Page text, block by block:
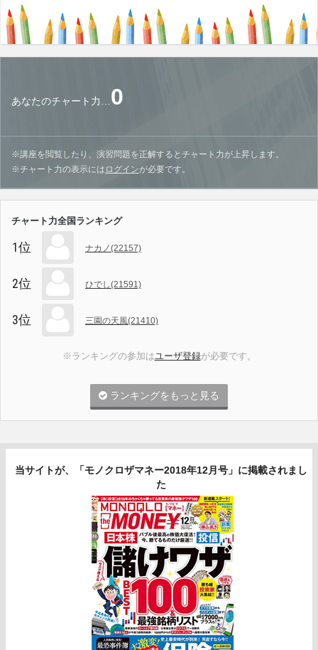
あなたのチャート力… 0
※講座を閲覧したり、演習問題を正解するとチャート力が上昇します。
※チャート力の表示には ログインが必要です。
チャート力全国ランキング
1位 ナカノ(22157)
2位 ひでし(21591)
3位 三園の天風(21410)
※ランキングの参加はユーザ登録が必要です。
ランキングをもっと見る
当サイトが、「モノクロザマネー2018年12月号」に掲載されまし
た